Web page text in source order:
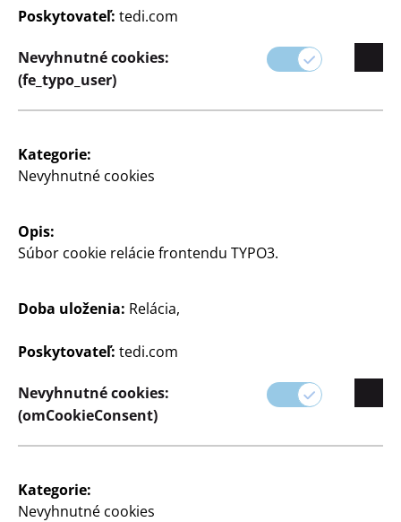
Naše výrobky sú navrhnuté tak, aby boli kvalitné a
ľahko použiteľné - od jednoduchých opráv až po
zložité výtvory.
46 Článok
Tvorenie a majstrovanie
Poskytovateľ: tedi.com
Nevyhnutné cookies:
(fe_typo_user)
Kategorie:
Nevyhnutné cookies
Opis:
Súbor cookie relácie frontendu TYPO3.
Doba uloženia: Relácia,
Poskytovateľ: tedi.com
Nevyhnutné cookies:
(omCookieConsent)
Kategorie:
Nevyhnutné cookies